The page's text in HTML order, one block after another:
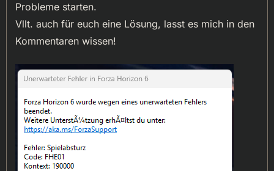
Probleme starten.
Vllt. auch für euch eine Lösung, lasst es mich in den
Kommentaren wissen!